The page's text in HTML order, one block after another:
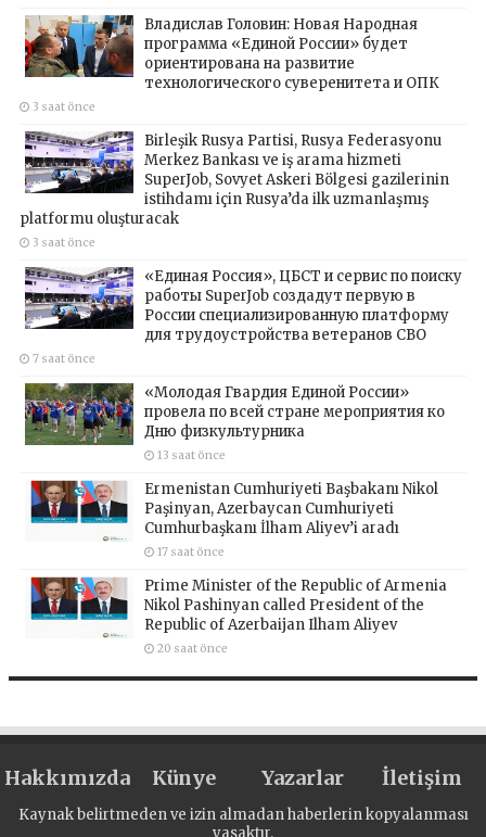
Владислав Головин: Новая Народная
программа «Единой России» будет
ориентирована на развитие
технологического суверенитета и ОПК
3 saat önce
Birleşik Rusya Partisi, Rusya Federasyonu
Merkez Bankası ve iş arama hizmeti
SuperJob, Sovyet Askeri Bölgesi gazilerinin
istihdamı için Rusya’da ilk uzmanlaşmış
platformu oluşturacak
3 saat önce
«Единая Россия», ЦБСТ и сервис по поиску
работы SuperJob создадут первую в
России специализированную платформу
для трудоустройства ветеранов СВО
7 saat önce
«Молодая Гвардия Единой России»
провела по всей стране мероприятия ко
Дню физкультурника
13 saat önce
Ermenistan Cumhuriyeti Başbakanı Nikol
Paşinyan, Azerbaycan Cumhuriyeti
Cumhurbaşkanı İlham Aliyev’i aradı
17 saat önce
Prime Minister of the Republic of Armenia
Nikol Pashinyan called President of the
Republic of Azerbaijan Ilham Aliyev
20 saat önce
Hakkımızda Künye Yazarlar İletişim
Kaynak belirtmeden ve izin almadan haberlerin kopyalanması